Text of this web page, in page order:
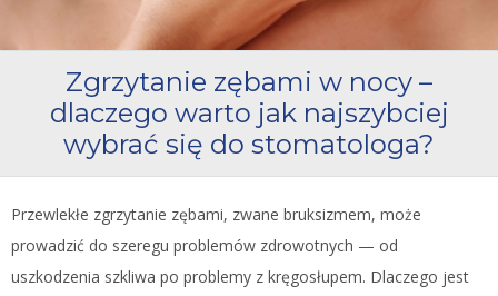
Zgrzytanie zębami w nocy –
dlaczego warto jak najszybciej
wybrać się do stomatologa?
Przewlekłe zgrzytanie zębami, zwane bruksizmem, może
prowadzić do szeregu problemów zdrowotnych — od
uszkodzenia szkliwa po problemy z kręgosłupem. Dlaczego jest